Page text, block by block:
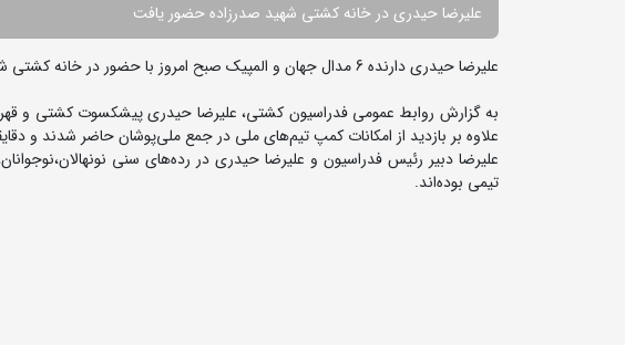
علیرضا حیدری در خانه کشتی شهید صدرزاده حضور یافت
علیرضا حیدری دارنده 6 مدال جهان و المپیک صبح امروز با حضور در خانه کشتی شهید صدرزاده دقایقی برای کشتی گیران به صحبت پرداخت.
به گزارش روابط عمومی فدراسیون کشتی، علیرضا حیدری پیشکسوت کشتی و
علاوه بر بازدید از امکانات کمپ تیم‌های ملی در جمع ملی‌پوشان حاضر شدند و
تیمی بوده‌اند.